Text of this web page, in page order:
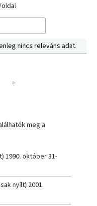
nincs releváns adat.
»
meg a
1990. október 31-
nyílt) 2001.